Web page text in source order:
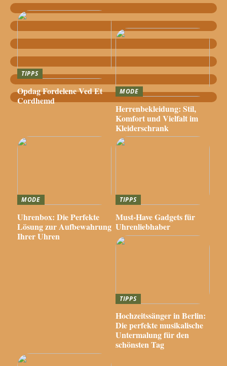
TIPPS
Opdag Fordelene Ved Et
Cordhemd
MODE
Herrenbekleidung: Stil,
Komfort und Vielfalt im
Kleiderschrank
MODE
Uhrenbox: Die Perfekte
Lösung zur Aufbewahrung
Ihrer Uhren
TIPPS
Must-Have Gadgets für
Uhrenliebhaber
TIPPS
Hochzeitssänger in Berlin:
Die perfekte musikalische
Untermalung für den
schönsten Tag